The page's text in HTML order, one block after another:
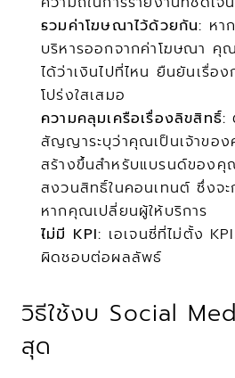
รวมค่าโฆษณาไว้ด้วยกัน: หา
บริหารออกจากค่าโฆษณา คุ
ได้ว่าเงินไปที่ไหน ยืนยันเรื่อง
โปร่งใสเสมอ
ความคลุมเครือเรื่องลิขสิทธิ์:
สัญญาระบุว่าคุณเป็นเจ้าขอ
สร้างขึ้นสำหรับแบรนด์ของคุ
สงวนสิทธิ์ในคอนเทนต์ ซึ่งจ
หากคุณเปลี่ยนผู้ให้บริการ
ไม่มี KPI: เอเจนซี่ที่ไม่ตั้ง
ผิดชอบต่อผลลัพธ์
วิธีใช้งบ Social
สุด